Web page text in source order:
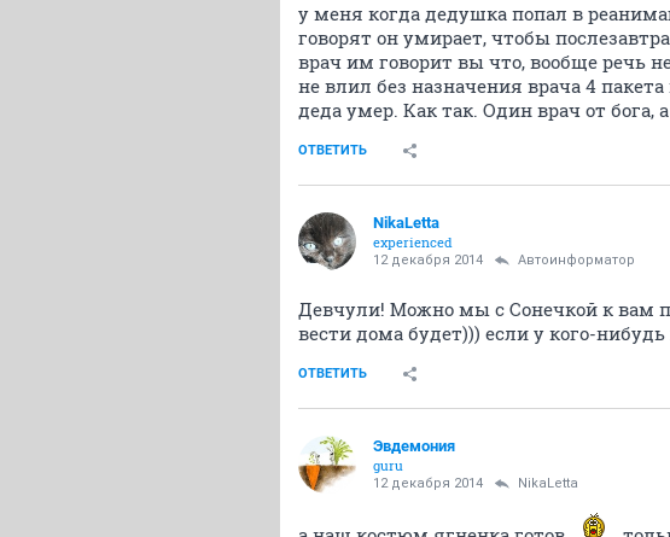
у меня когда дедушка попал в
говорят он умирает, чтобы
врач им говорит вы что, вообще речь
не влил без назначения врача 4
деда умер. Как так. Один врач от бога,
ОТВЕТИТЬ
NikaLetta
experienced
12 декабря 2014 Автоинформатор
Девчули! Можно мы с Сонечкой к вам
вести дома будет))) если у кого-
ОТВЕТИТЬ
Эвдемония
guru
12 декабря 2014 NikaLetta